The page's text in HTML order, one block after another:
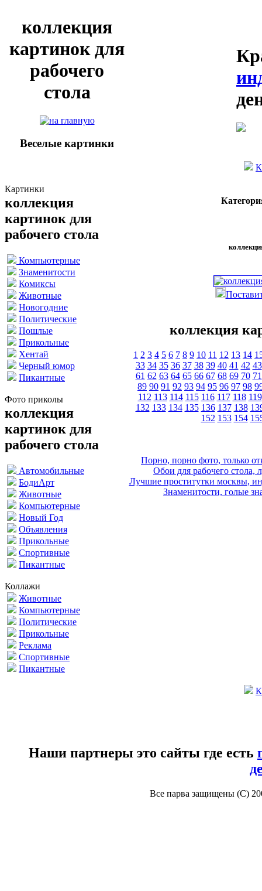
коллекция
картинок для
рабочего
стола
Веселые картинки
Картинки
коллекция
картинок для
рабочего стола
Компьютерные
Знаменитости
Комиксы
Животные
Новогодние
Политические
Пошлые
Прикольные
Хентай
Черный юмор
Пикантные
Фото приколы
коллекция
картинок для
рабочего стола
Автомобильные
БодиАрт
Животные
Компьютерные
Новый Год
Объявления
Прикольные
Спортивные
Пикантные
Коллажи
Животные
Компьютерные
Политические
Прикольные
Реклама
Спортивные
Пикантные
коллекция
1 2 3 4 5 6 7 8 9 10 11 12 13 14
33 34 35 36 37 38 39 40 41 42 43
61 62 63 64 65 66 67 68 69 70 71
89 90 91 92 93 94 95 96 97 98
112 113 114 115 116 117 118 119
132 133 134 135 136 137 138
152 153 154
Порно, порно фото, только
Обои для рабочего стола,
Лучшие проститутки москвы,
Знаменитости, голые
Наши партнеры это сайты где есть
Все парва защищены (С)